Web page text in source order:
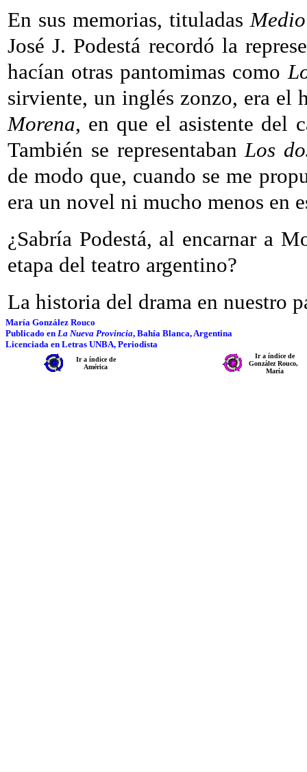
En sus memorias, tituladas
José J. Podestá recordó la
hacían otras pantomimas como
sirviente, un inglés zonzo, era el
Morena, en que el asistente del
También se representabanLos
de modo que, cuando se me
era un novel ni mucho menos en
¿Sabría Podestá, al encarnar a
etapa del teatro argentino?
La historia del drama en nuestro
María González Rouco
Publicado en La Nueva Provincia, Bahía Blanca, Argentina
Licenciada en Letras UNBA, Periodista
Ir a índice de
América
Ir a índice de
González Rouco,
María